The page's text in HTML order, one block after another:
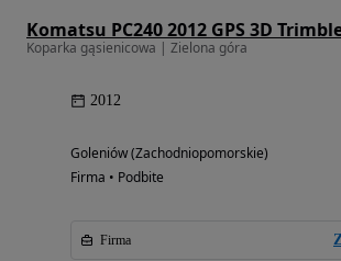
Komatsu PC240 2012 GPS 3D
Koparka gąsienicowa | Zielona góra
2012
Goleniów (Zachodniopomorskie)
Firma • Podbite
Firma